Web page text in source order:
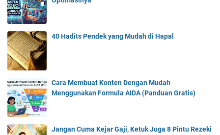
40 Hadits Pendek yang Mudah di Hapal
Cara Membuat Konten Dengan Mudah
Menggunakan Formula AIDA (Panduan Gratis)
Jangan Cuma Kejar Gaji, Ketuk Juga 8 Pintu Rezeki